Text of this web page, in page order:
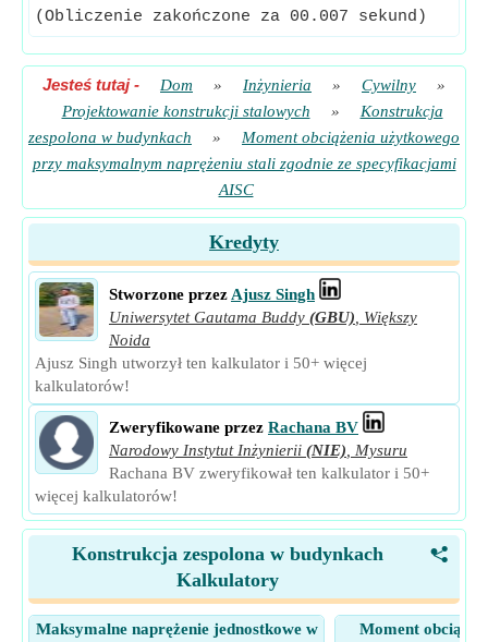
(Obliczenie zakończone za 00.007 sekund)
Jesteś tutaj- Dom » Inżynieria » Cywilny
»
Projektowanie konstrukcji stalowych
»
Konstrukcja
zespolona w budynkach
»
Moment obciążenia użytkowego
przy maksymalnym naprężeniu stali zgodnie ze specyfikacjami
AISC
Kredyty
Stworzone przez Ajusz Singh
Uniwersytet Gautama Buddy (GBU)
Większy
Noida
Ajusz Singh utworzył ten kalkulator i 50+ więcej
kalkulatorów!
Zweryfikowane przez Rachana BV
Narodowy Instytut Inżynierii (NIE)
Mysuru
Rachana BV zweryfikował ten kalkulator i 50+
więcej kalkulatorów!
<
Konstrukcja zespolona w budynkach
Kalkulatory
Maksymalne naprężenie jednostkowe w
Moment